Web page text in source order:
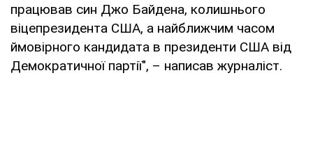
працював син Джо Байдена, колишнього
віцепрезидента США, а найближчим часом
ймовірного кандидата в президенти США від
Демократичної партії", – написав журналіст.